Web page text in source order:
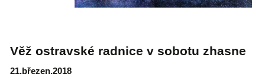
Věž ostravské radnice v sobotu zhasne
21.březen.2018